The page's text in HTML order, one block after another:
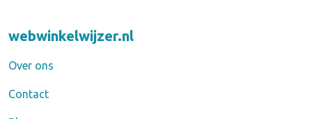
webwinkelwijzer.nl
Over ons
Contact